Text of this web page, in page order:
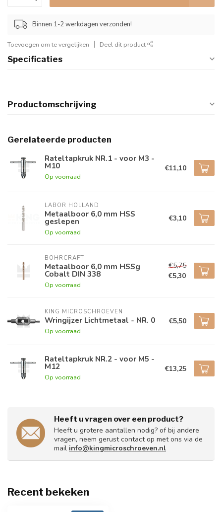
Binnen 1-2 werkdagen verzonden!
Toevoegen om te vergelijken Deel dit product
Specificaties
Productomschrijving
Gerelateerde producten
Rateltapkruk NR.1 - voor M3 -
M10
Op voorraad
€11,10
LABOR HOLLAND
Metaalboor 6,0 mm HSS
geslepen
Op voorraad
€3,10
BOHRCRAFT
Metaalboor 6,0 mm HSSg
Cobalt DIN 338
Op voorraad
€5,75
€5,30
KING MICROSCHROEVEN
Wringijzer Lichtmetaal - NR. 0
Op voorraad
€5,50
Rateltapkruk NR.2 - voor M5 -
M12
Op voorraad
€13,25
Heeft u vragen over een product?
Heeft u grotere aantallen nodig? of bij andere
vragen, neem gerust contact op met ons via de
mail info@kingmicroschroeven.nl
Recent bekeken